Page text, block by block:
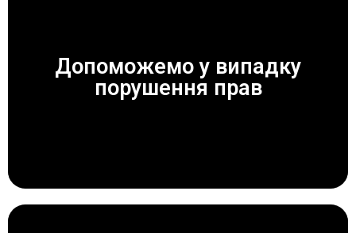
Допоможемо у випадку
порушення прав
ЗАВЖДИ ДОПОМОЖЕМО!